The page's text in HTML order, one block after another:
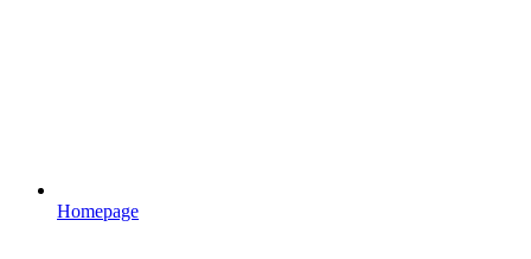
Homepage